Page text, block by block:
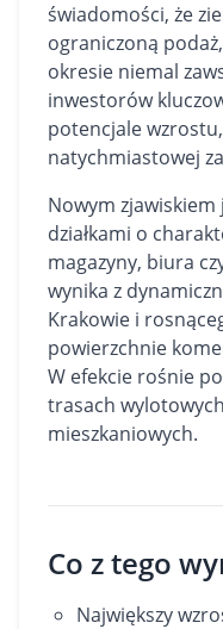
świadomości, że
ograniczoną
okresie niemal
inwestorów
potencjale
natychmiastowej
Nowym
działkami o
magazyny, biura
wynika z
Krakowie i
powierzchnie
W efekcie rośnie
trasach
mieszkaniowych.
Co z tego
Największy